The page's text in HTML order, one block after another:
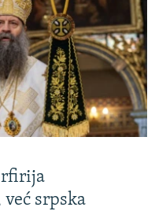
srpska